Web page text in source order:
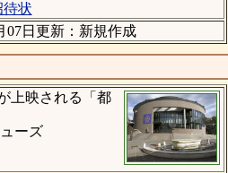
待状
07日更新：新規作成
上映される「都
ーズ